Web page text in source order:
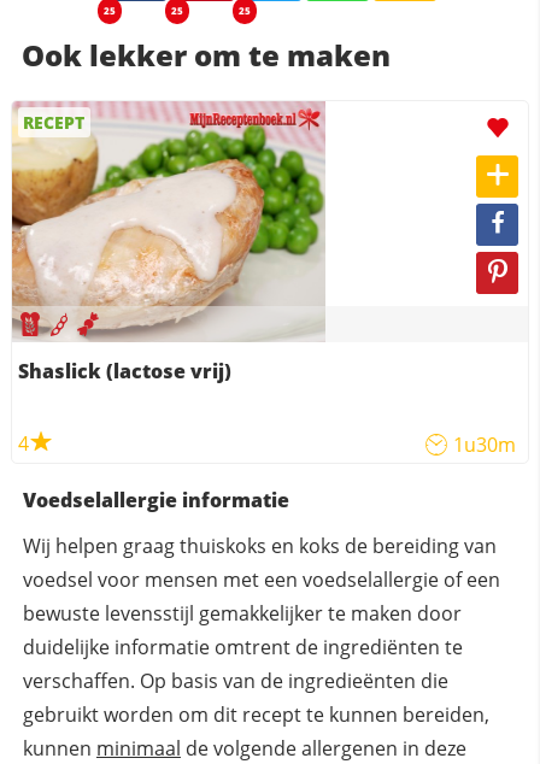
25 25 25
Ook lekker om te maken
RECEPT
Shaslick (lactose vrij)
4 1u30m
Voedselallergie informatie
Wij helpen graag thuiskoks en koks de bereiding van
voedsel voor mensen met een voedselallergie of een
bewuste levensstijl gemakkelijker te maken door
duidelijke informatie omtrent de ingrediënten te
verschaffen. Op basis van de ingredieënten die
gebruikt worden om dit recept te kunnen bereiden,
kunnen minimaal de volgende allergenen in deze